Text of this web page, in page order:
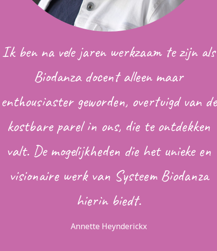
Ik ben na vele jaren werkzaam te zijn als
Biodanza docent alleen maar
enthousiaster geworden, overtuigd van de
kostbare parel in ons, die te ontdekken
valt. De mogelijkheden die het unieke en
visionaire werk van Systeem Biodanza
hierin biedt.
Annette Heynderickx